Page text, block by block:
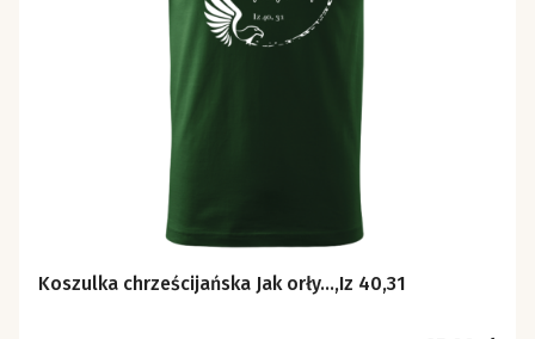
Koszulka chrześcijańska Jak orły...,Iz 40,31